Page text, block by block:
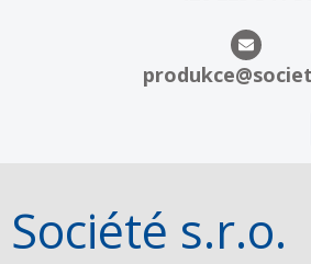
Société s.r.o.